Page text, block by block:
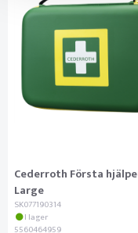
Cederroth Första
Large
SK077190314
I lager
5560464959